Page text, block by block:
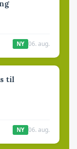
NY 06. aug.
til
NY 06. aug.